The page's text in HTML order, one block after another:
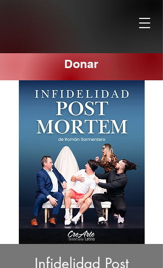
Donar
Infidelidad Post